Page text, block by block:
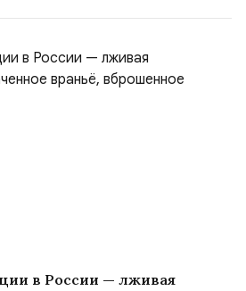
в России — лживая